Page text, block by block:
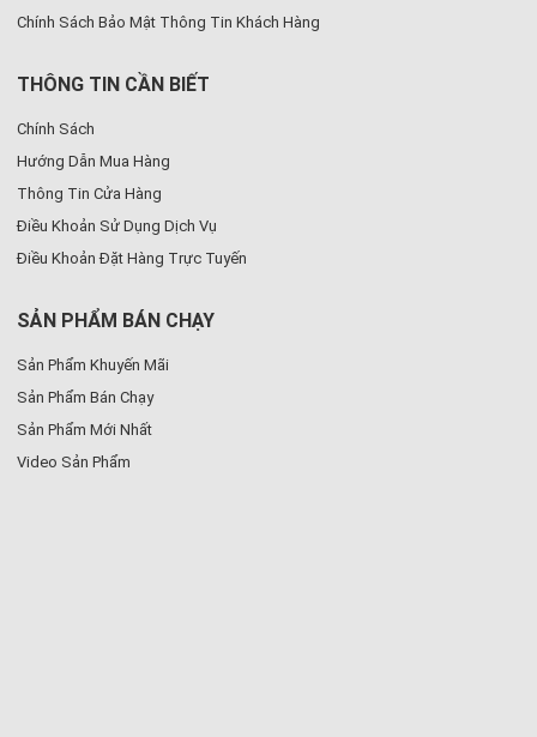
Chính Sách Bảo Mật Thông Tin Khách Hàng
THÔNG TIN CẦN BIẾT
Chính Sách
Hướng Dẫn Mua Hàng
Thông Tin Cửa Hàng
Điều Khoản Sử Dụng Dịch Vụ
Điều Khoản Đặt Hàng Trực Tuyến
SẢN PHẨM BÁN CHẠY
Sản Phẩm Khuyến Mãi
Sản Phẩm Bán Chạy
Sản Phẩm Mới Nhất
Video Sản Phẩm